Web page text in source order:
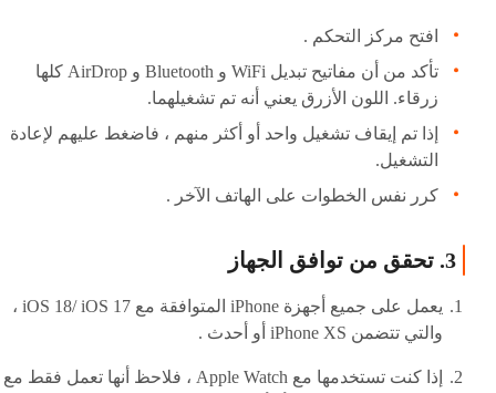
افتح مركز التحكم .
تأكد من أن مفاتيح تبديل WiFi و Bluetooth و AirDrop كلها
زرقاء. اللون الأزرق يعني أنه تم تشغيلهما.
إذا تم إيقاف تشغيل واحد أو أكثر منهم ، فاضغط عليهم لإعادة
التشغيل.
كرر نفس الخطوات على الهاتف الآخر .
3. تحقق من توافق الجهاز
يعمل على جميع أجهزة iPhone المتوافقة مع iOS 18/ iOS 17 ،
والتي تتضمن iPhone XS أو أحدث .
إذا كنت تستخدمها مع Apple Watch ، فلاحظ أنها تعمل فقط مع